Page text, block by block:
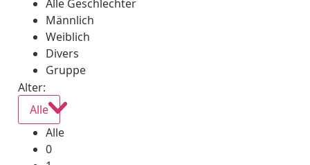
Alle Geschlechter
Männlich
Weiblich
Divers
Gruppe
Alter:
Alle
Alle
0